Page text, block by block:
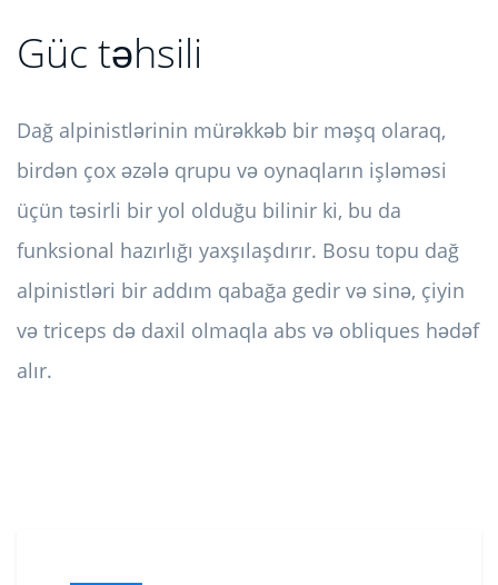
Güc təhsili
Dağ alpinistlərinin mürəkkəb bir məşq olaraq,
birdən çox əzələ qrupu və oynaqların işləməsi
üçün təsirli bir yol olduğu bilinir ki, bu da
funksional hazırlığı yaxşılaşdırır. Bosu topu dağ
alpinistləri bir addım qabağa gedir və sinə, çiyin
və triceps də daxil olmaqla abs və obliques hədəf
alır.